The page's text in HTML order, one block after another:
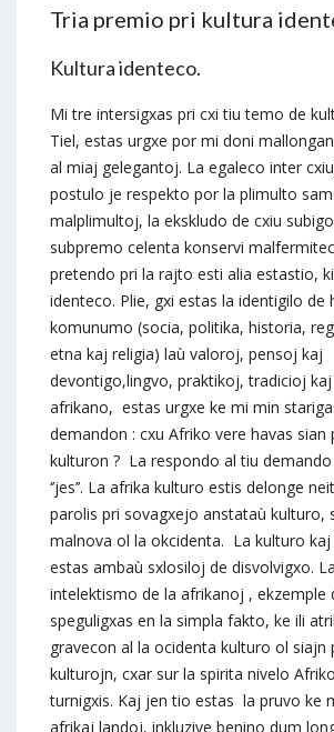
Tria premio pri kultura
Kultura identeco.
Mi tre intersigxas pri cxi tiu temo de
Tiel, estas urgxe por mi doni
al miaj gelegantoj. La egaleco inter
postulo je respekto por la plimulto
malplimultoj, la ekskludo de cxiu
subpremo celenta konservi
pretendo pri la rajto esti alia estastio,
identeco. Plie, gxi estas la identigilo de
komunumo (socia, politika, historia,
etna kaj religia) laù valoroj, pensoj kaj
devontigo,lingvo, praktikoj, tradicioj kaj
afrikano, estas urgxe ke mi min
demandon : cxu Afriko vere havas sian
kulturon ? La respondo al tiu
‘’jes’’. La afrika kulturo estis delonge
parolis pri sovagxejo anstataù kulturo,
malnova ol la okcidenta. La kulturo kaj
estas ambaù sxlosiloj de disvolvigxo.
intelektismo de la afrikanoj , ekzemple
speguligxas en la simpla fakto, ke ili
gravecon al la ocidenta kulturo ol siajn
kulturojn, cxar sur la spirita nivelo
turnigxis. Kaj jen tio estas la pruvo ke
afrikaj landoj, inkluzive benino dum